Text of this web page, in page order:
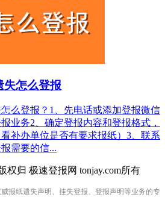
失怎么登报
么登报？1、先电话或添加登报微信
业务2、确定登报内容和登报格式，
补办单位是否有要求报纸）3、联系
需要的信...
权归 极速登报网 tonjay.com所有
报纸遗失声明、挂失登报、登报声明等业务的专